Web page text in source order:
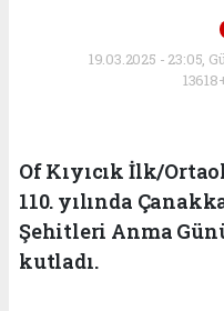
19.03.2025 - 23:05,
Of Kıyıcık İlk/
110. yılında
Şehitleri Anma
kutladı.